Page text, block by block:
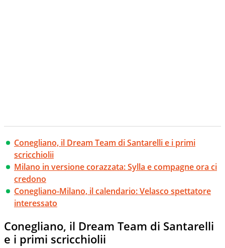
Conegliano, il Dream Team di Santarelli e i primi
scricchiolii
Milano in versione corazzata: Sylla e compagne ora ci
credono
Conegliano-Milano, il calendario: Velasco spettatore
interessato
Conegliano, il Dream Team di Santarelli
e i primi scricchiolii